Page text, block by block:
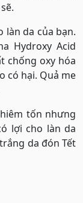
làn da của bạn.
Hydroxy Acid
chống oxy hóa
có hại. Quả me
tốn nhưng
lợi cho làn da
da đón Tết